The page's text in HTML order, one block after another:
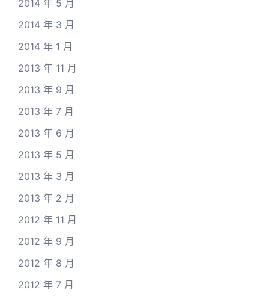
2014 年 5 月
2014 年 3 月
2014 年 1 月
2013 年 11 月
2013 年 9 月
2013 年 7 月
2013 年 6 月
2013 年 5 月
2013 年 3 月
2013 年 2 月
2012 年 11 月
2012 年 9 月
2012 年 8 月
2012 年 7 月